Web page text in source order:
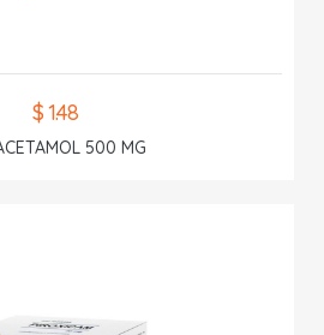
$ 1.48
500 MG